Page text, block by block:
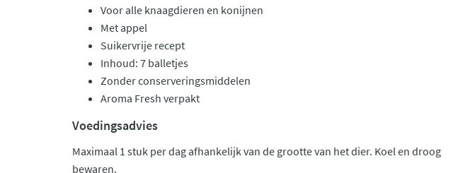
Voor alle knaagdieren en konijnen
Met appel
Suikervrije recept
Inhoud: 7 balletjes
Zonder conserveringsmiddelen
Aroma Fresh verpakt
Voedingsadvies
Maximaal 1 stuk per dag afhankelijk van de grootte van het dier. Koel en droog
bewaren.